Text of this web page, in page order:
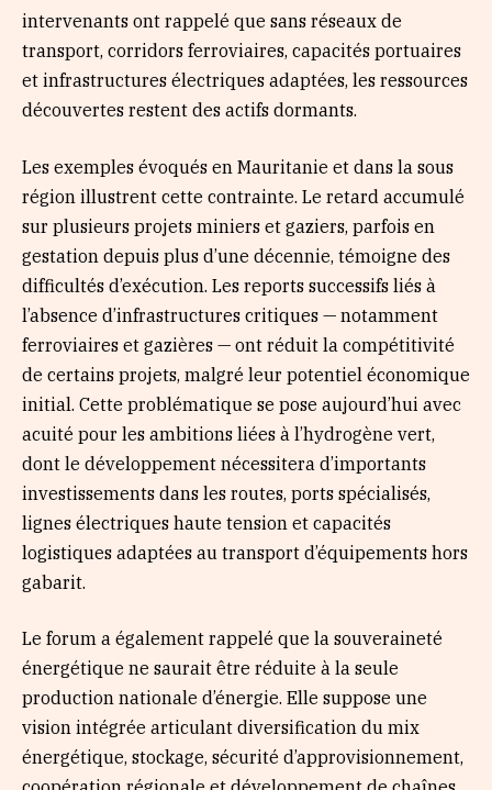
intervenants ont rappelé que sans réseaux de
transport, corridors ferroviaires, capacités portuaires
et infrastructures électriques adaptées, les ressources
découvertes restent des actifs dormants.
Les exemples évoqués en Mauritanie et dans la sous
région illustrent cette contrainte. Le retard accumulé
sur plusieurs projets miniers et gaziers, parfois en
gestation depuis plus d’une décennie, témoigne des
difficultés d’exécution. Les reports successifs liés à
l’absence d’infrastructures critiques — notamment
ferroviaires et gazières — ont réduit la compétitivité
de certains projets, malgré leur potentiel économique
initial. Cette problématique se pose aujourd’hui avec
acuité pour les ambitions liées à l’hydrogène vert,
dont le développement nécessitera d’importants
investissements dans les routes, ports spécialisés,
lignes électriques haute tension et capacités
logistiques adaptées au transport d’équipements hors
gabarit.
Le forum a également rappelé que la souveraineté
énergétique ne saurait être réduite à la seule
production nationale d’énergie. Elle suppose une
vision intégrée articulant diversification du mix
énergétique, stockage, sécurité d’approvisionnement,